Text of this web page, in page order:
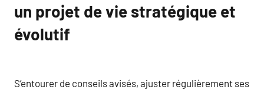
un projet de vie stratégique et
évolutif
S’entourer de conseils avisés, ajuster régulièrement ses